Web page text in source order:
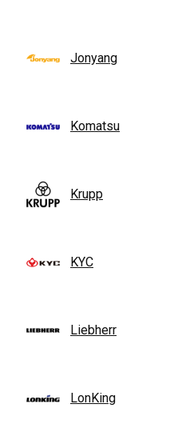
Jonyang
Komatsu
Krupp
KYC
Liebherr
LonKing